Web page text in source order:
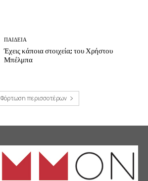
ΠΑΙΔΕΙΑ
Έχεις κάποια στοιχεία; του Χρήστου
Μπέλμπα
Φόρτωση περισσοτέρων